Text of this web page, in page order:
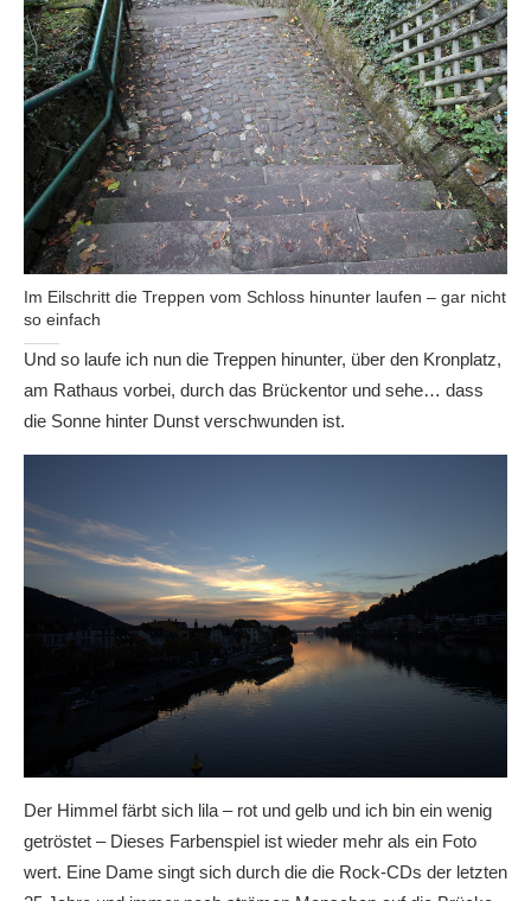
Im Eilschritt die Treppen vom Schloss hinunter laufen – gar nicht
so einfach
Und so laufe ich nun die Treppen hinunter, über den Kronplatz,
am Rathaus vorbei, durch das Brückentor und sehe… dass
die Sonne hinter Dunst verschwunden ist.
Der Himmel färbt sich lila – rot und gelb und ich bin ein wenig
getröstet – Dieses Farbenspiel ist wieder mehr als ein Foto
wert. Eine Dame singt sich durch die die Rock-CDs der letzten